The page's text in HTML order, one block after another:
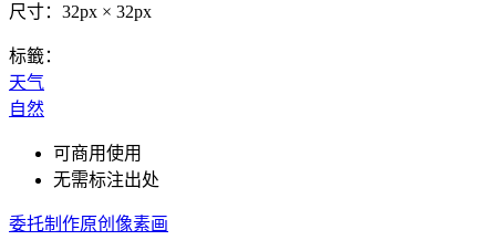
尺寸：32px × 32px
标籤：
天气
自然
可商用使用
无需标注出处
委托制作原创像素画